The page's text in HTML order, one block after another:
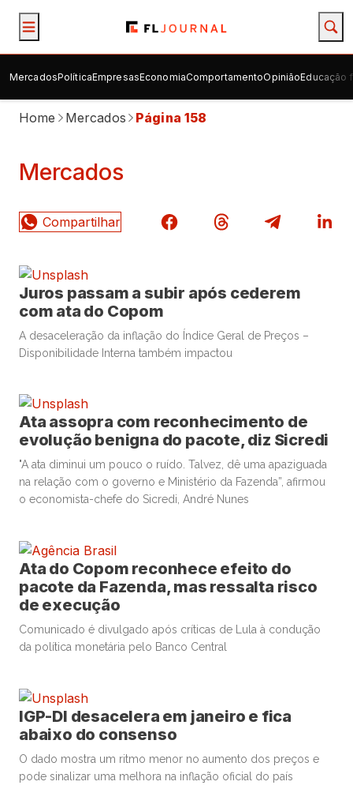
MercadosPolíticaEmpresasEconomiaComportamentoOpiniãoEducação
Home Mercados Página 158
Mercados
Juros passam a subir após cederem
com ata do Copom
A desaceleração da inflação do Índice Geral de Preços –
Disponibilidade Interna também impactou
Ata assopra com reconhecimento de
evolução benigna do pacote, diz Sicredi
"A ata diminui um pouco o ruído. Talvez, dê uma apaziguada
na relação com o governo e Ministério da Fazenda”, afirmou
o economista-chefe do Sicredi, André Nunes
Ata do Copom reconhece efeito do
pacote da Fazenda, mas ressalta risco
de execução
Comunicado é divulgado após críticas de Lula à condução
da política monetária pelo Banco Central
IGP-DI desacelera em janeiro e fica
abaixo do consenso
O dado mostra um ritmo menor no aumento dos preços e
pode sinalizar uma melhora na inflação oficial do país